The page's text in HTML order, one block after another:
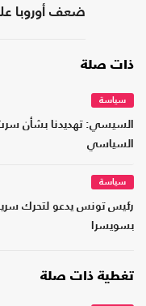
ضعف أوروبا
ذات صلة
سياسة
السيسي: تهديدنا بشأن
السياسي
سياسة
رئيس تونس يدعو لتحرك
بسويسرا
تغطية ذات صلة